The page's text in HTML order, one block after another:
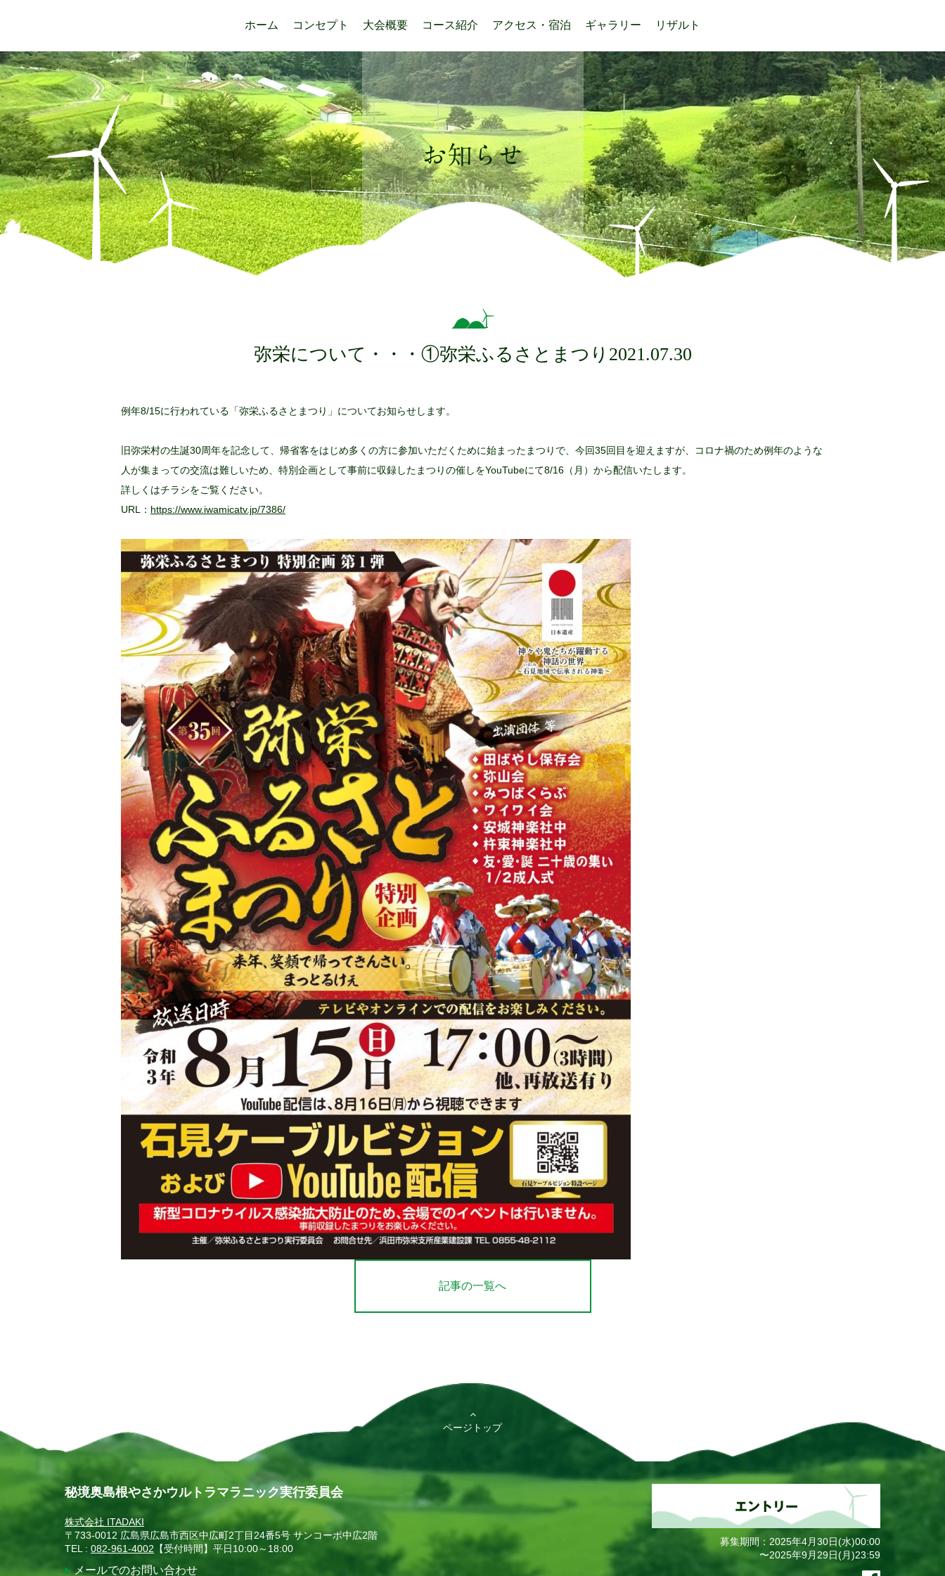
ホーム コンセプト 大会概要 コース紹介 アクセス・宿泊 ギャラリー リザルト
弥栄について・・・①弥栄ふるさとまつり 2021.07.30
例年8/15に行われている「弥栄ふるさとまつり」についてお知らせします。
旧弥栄村の生誕30周年を記念して、帰省客をはじめ多くの方に参加いただくために始まったまつりで、今回35回目を迎えますが、コロナ禍のため例年のような
人が集まっての交流は難しいため、特別企画として事前に収録したまつりの催しをYouTubeにて8/16（月）から配信いたします。
詳しくはチラシをご覧ください。
URL： https://www.iwamicatv.jp/7386/
記事の一覧へ
ページトップ
秘境奥島根やさかウルトラマラニック実行委員会
株式会社 ITADAKI
〒733-0012 広島県広島市西区中広町2丁目24番5号 サンコーポ中広2階
TEL : 082-961-4002 【受付時間】平日10:00～18:00
メールでのお問い合わせ
募集期間：2025年4月30日(水)00:00
〜2025年9月29日(月)23:59